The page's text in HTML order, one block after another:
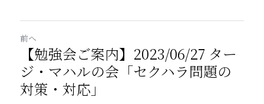
前へ
【勉強会ご案内】2023/06/27 ター
ジ・マハルの会「セクハラ問題の
対策・対応」